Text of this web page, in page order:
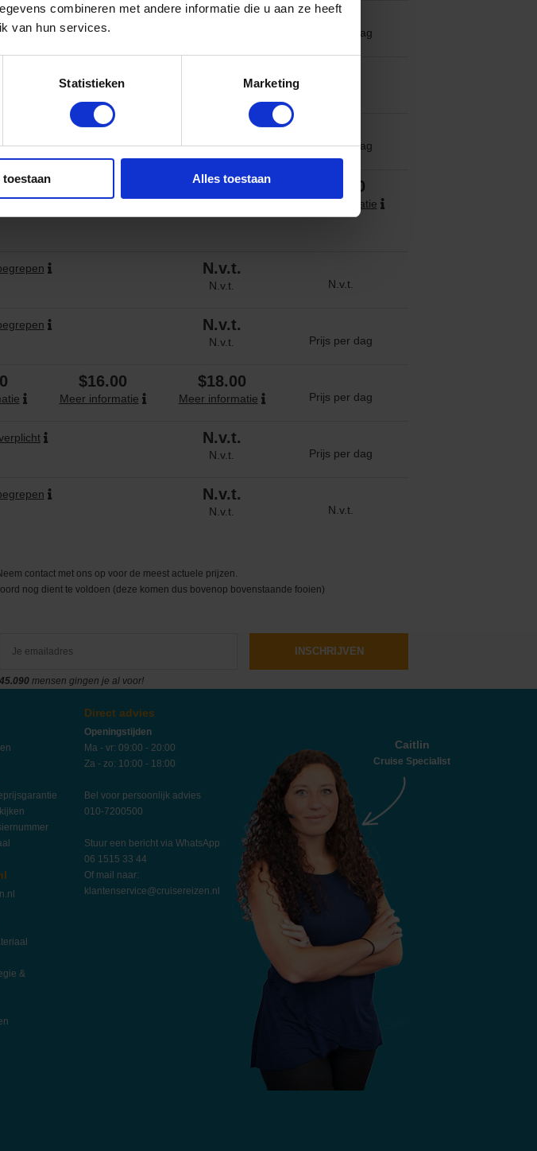
combineren met andere informatie die u aan ze heeft
van hun services.
Statistieken Marketing
toestaan Alles toestaan
N.v.t.
Prijs per dag
N.v.t. Prijs per dag
$23.00 $23.00
Meer informatie
N.v.t.
N.v.t. N.v.t.
N.v.t.
N.v.t. Prijs per dag
$16.00
Meer informatie
$18.00
Meer informatie Prijs per dag
N.v.t.
N.v.t. Prijs per dag
N.v.t.
N.v.t. N.v.t.
contact met ons op voor de meest actuele prijzen.
nog dient te voldoen (deze komen dus bovenop bovenstaande fooien)
45.090 mensen gingen je al voor!
INSCHRIJVEN
&
Direct advies
Openingstijden
Ma - vr: 09:00 - 20:00
Za - zo: 10:00 - 18:00
Bel voor persoonlijk advies
010-7200500
Stuur een bericht via WhatsApp
06 1515 33 44
Of mail naar:
klantenservice@cruisereizen.nl
Caitlin
Cruise Specialist